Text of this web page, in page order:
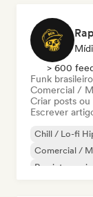
> 600
Funk brasileiro
Comercial /
Criar posts
Escrever
Chill / Lo-fi
Comercial /
Rap